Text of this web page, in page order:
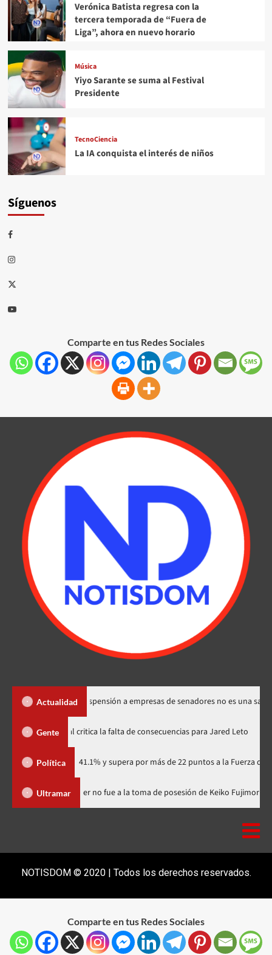
Verónica Batista regresa con la
tercera temporada de “Fuera de
Liga”, ahora en nuevo horario
Música
Yiyo Sarante se suma al Festival
Presidente
TecnoCiencia
La IA conquista el interés de niños
Síguenos
Comparte en tus Redes Sociales
Actualidad
dice suspensión a empresas de senadores no es una sanción
Gente
Directora de documental critica la falta de consecuencias para
Política
con 41.1% y supera por más de 22 puntos a la Fuerza del Pueblo
Ultramar Luis Abinader no fue a la toma de posesión de
NOTISDOM © 2020 | Todos los derechos reservados.
Comparte en tus Redes Sociales